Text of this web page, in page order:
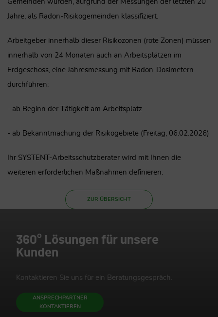
Gemeinden wurden, aufgrund der Messungen der letzten 20
Jahre, als Radon-Risikogemeinden klassifiziert.
Arbeitgeber innerhalb dieser Risikozonen (rote Zonen) müssen
innerhalb von 24 Monaten auch an Arbeitsplätzen im
Erdgeschoss, eine Jahresmessung mit Radon-Dosimetern
durchführen:
- ab Beginn der Tätigkeit am Arbeitsplatz
- ab Bekanntmachung der Risikogebiete (Freitag, 06.02.2026)
Ihr SYSTENT-Arbeitsschutzberater wird mit Ihnen die
weiteren erforderlichen Maßnahmen definieren.
ZUR ÜBERSICHT
360° Lösungen für unsere
Kunden
Kontaktieren Sie uns für ein Beratungsgespräch.
ANSPRECHPARTNER
KONTAKTIEREN